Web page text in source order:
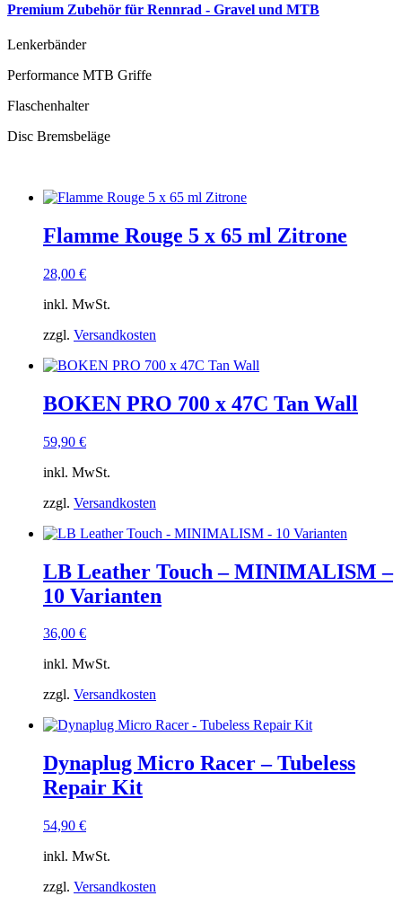
Premium Zubehör für Rennrad - Gravel und MTB
Lenkerbänder
Performance MTB Griffe
Flaschenhalter
Disc Bremsbeläge
Flamme Rouge 5 x 65 ml Zitrone
28,00 €
inkl. MwSt.
zzgl. Versandkosten
BOKEN PRO 700 x 47C Tan Wall
59,90 €
inkl. MwSt.
zzgl. Versandkosten
LB Leather Touch – MINIMALISM –
10 Varianten
36,00 €
inkl. MwSt.
zzgl. Versandkosten
Dynaplug Micro Racer – Tubeless
Repair Kit
54,90 €
inkl. MwSt.
zzgl. Versandkosten